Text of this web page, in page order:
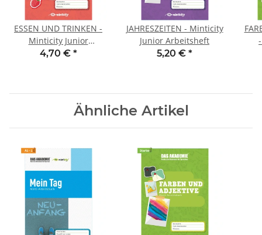
ESSEN UND TRINKEN -
Minticity Junior
Arbeitsheft
4,70 € *
JAHRESZEITEN - Minticity
Junior Arbeitsheft
5,20 € *
Ähnliche Artikel